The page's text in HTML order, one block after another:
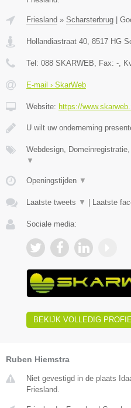
Friesland » Scharsterbrug
Hollandiastraat 40 8517 HG
Tel: 088 SKARWEB , Fax: - ,
E-mail › SkarWeb
Website: https://
U wilt uw onderneming
Webdesign,
▼
Openingstijden ▼
Laatste tweets ▼ Laatste
Sociale media:
BEKIJK VOLLEDIG
Ruben Hiemstra
Niet gevestigd in de plaats
Friesland.